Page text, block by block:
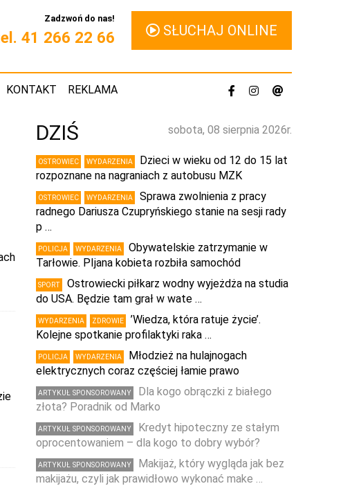
Zadzwoń do nas!
41 266 22 66 SŁUCHAJ ONLINE
KONTAKT REKLAMA
sobota, 08 sierpnia 2026r.
DZIŚ
OSTROWIEC WYDARZENIA
Dzieci w wieku od 12 do 15 lat
rozpoznane na nagraniach z autobusu MZK
OSTROWIEC WYDARZENIA
Sprawa zwolnienia z pracy
radnego Dariusza Czupryńskiego stanie na sesji rady
p …
POLICJA WYDARZENIA
Obywatelskie zatrzymanie w
Tarłowie. PIjana kobieta rozbiła samochód
SPORT
Ostrowiecki piłkarz wodny wyjeżdża na studia
do USA. Będzie tam grał w wate …
WYDARZENIA ZDROWIE
’Wiedza, która ratuje życie’.
Kolejne spotkanie profilaktyki raka …
POLICJA WYDARZENIA
Młodzież na hulajnogach
elektrycznych coraz częściej łamie prawo
ARTYKUŁ SPONSOROWANY
Dla kogo obrączki z białego
złota? Poradnik od Marko
ARTYKUŁ SPONSOROWANY
Kredyt hipoteczny ze stałym
oprocentowaniem – dla kogo to dobry wybór?
ARTYKUŁ SPONSOROWANY
Makijaż, który wygląda jak bez
makijażu, czyli jak prawidłowo wykonać make …